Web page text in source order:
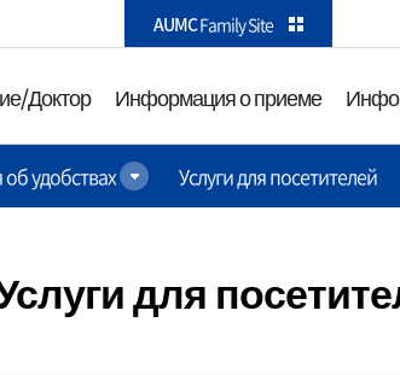
본문으로 가기
주메뉴로 가기
카피라이트로 가기
AUMCFamily Site
Доктор Информация о приеме
Информация о приеме
Амбулаторный прием
удобствах Услуги для посетителей
для